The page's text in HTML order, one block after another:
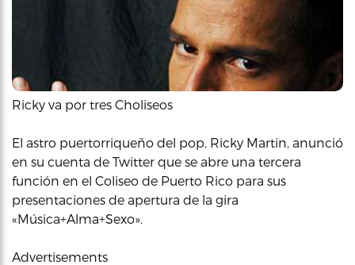
Ricky va por tres Choliseos
El astro puertorriqueño del pop, Ricky Martin, anunció
en su cuenta de Twitter que se abre una tercera
función en el Coliseo de Puerto Rico para sus
presentaciones de apertura de la gira
«Música+Alma+Sexo».
Advertisements